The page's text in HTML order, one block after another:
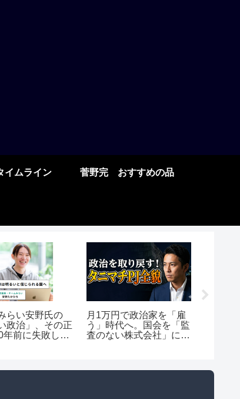
イムライン 菅野完 おすすめの品
らい安野氏の
政治」、その正
年前に失敗した
月1万円で政治家を「雇
う」時代へ。国会を「監
査のない株式会社」にし